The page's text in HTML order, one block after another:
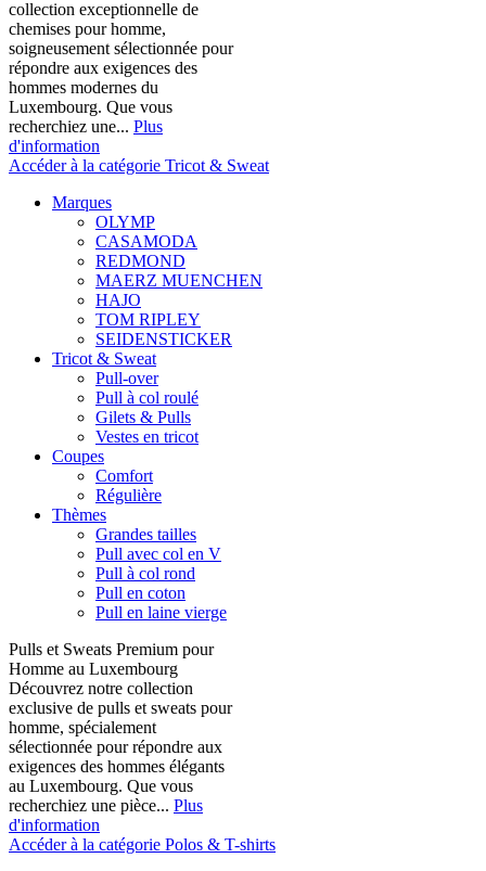
collection exceptionnelle de
chemises pour homme,
soigneusement sélectionnée pour
répondre aux exigences des
hommes modernes du
Luxembourg. Que vous
recherchiez une... Plus
d'information
Accéder à la catégorie Tricot & Sweat
Marques
OLYMP
CASAMODA
REDMOND
MAERZ MUENCHEN
HAJO
TOM RIPLEY
SEIDENSTICKER
Tricot & Sweat
Pull-over
Pull à col roulé
Gilets & Pulls
Vestes en tricot
Coupes
Comfort
Régulière
Thèmes
Grandes tailles
Pull avec col en V
Pull à col rond
Pull en coton
Pull en laine vierge
Pulls et Sweats Premium pour
Homme au Luxembourg
Découvrez notre collection
exclusive de pulls et sweats pour
homme, spécialement
sélectionnée pour répondre aux
exigences des hommes élégants
au Luxembourg. Que vous
recherchiez une pièce... Plus
d'information
Accéder à la catégorie Polos & T-shirts